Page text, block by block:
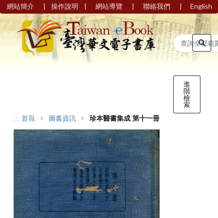
網站簡介 | 操作說明 | 網站導覽 | 聯絡我們 | English
進
階
檢
索
::: 首頁 圖書資訊 珍本醫書集成 第十一冊